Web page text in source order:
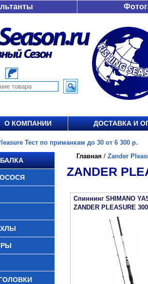
О КОМПАНИИ ДОСТАВКА И
Тест по приманкам до 30 от 6 300 р.
Главная / Zander
ZANDER
Спиннинг SHIMANO
ZANDER PLEASURE 300